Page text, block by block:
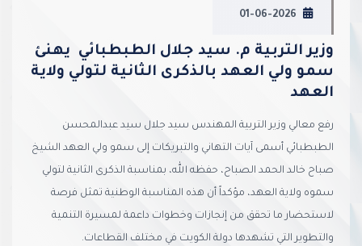
01-06-2026
وزير التربية م. سيد جلال الطبطبائي يهنئ
سمو ولي العهد بالذكرى الثانية لتولي ولاية
العهد
رفع معالي وزير التربية المهندس سيد جلال سيد عبدالمحسن
الطبطبائي أسمى آيات التهاني والتبريكات إلى سمو ولي العهد الشيخ
صباح خالد الحمد الصباح، حفظه الله، بمناسبة الذكرى الثانية لتولي
سموه ولاية العهد، مؤكداً أن هذه المناسبة الوطنية تمثل فرصة
لاستحضار ما تحقق من إنجازات وخطوات داعمة لمسيرة التنمية
والتطوير التي تشهدها دولة الكويت في مختلف القطاعات.